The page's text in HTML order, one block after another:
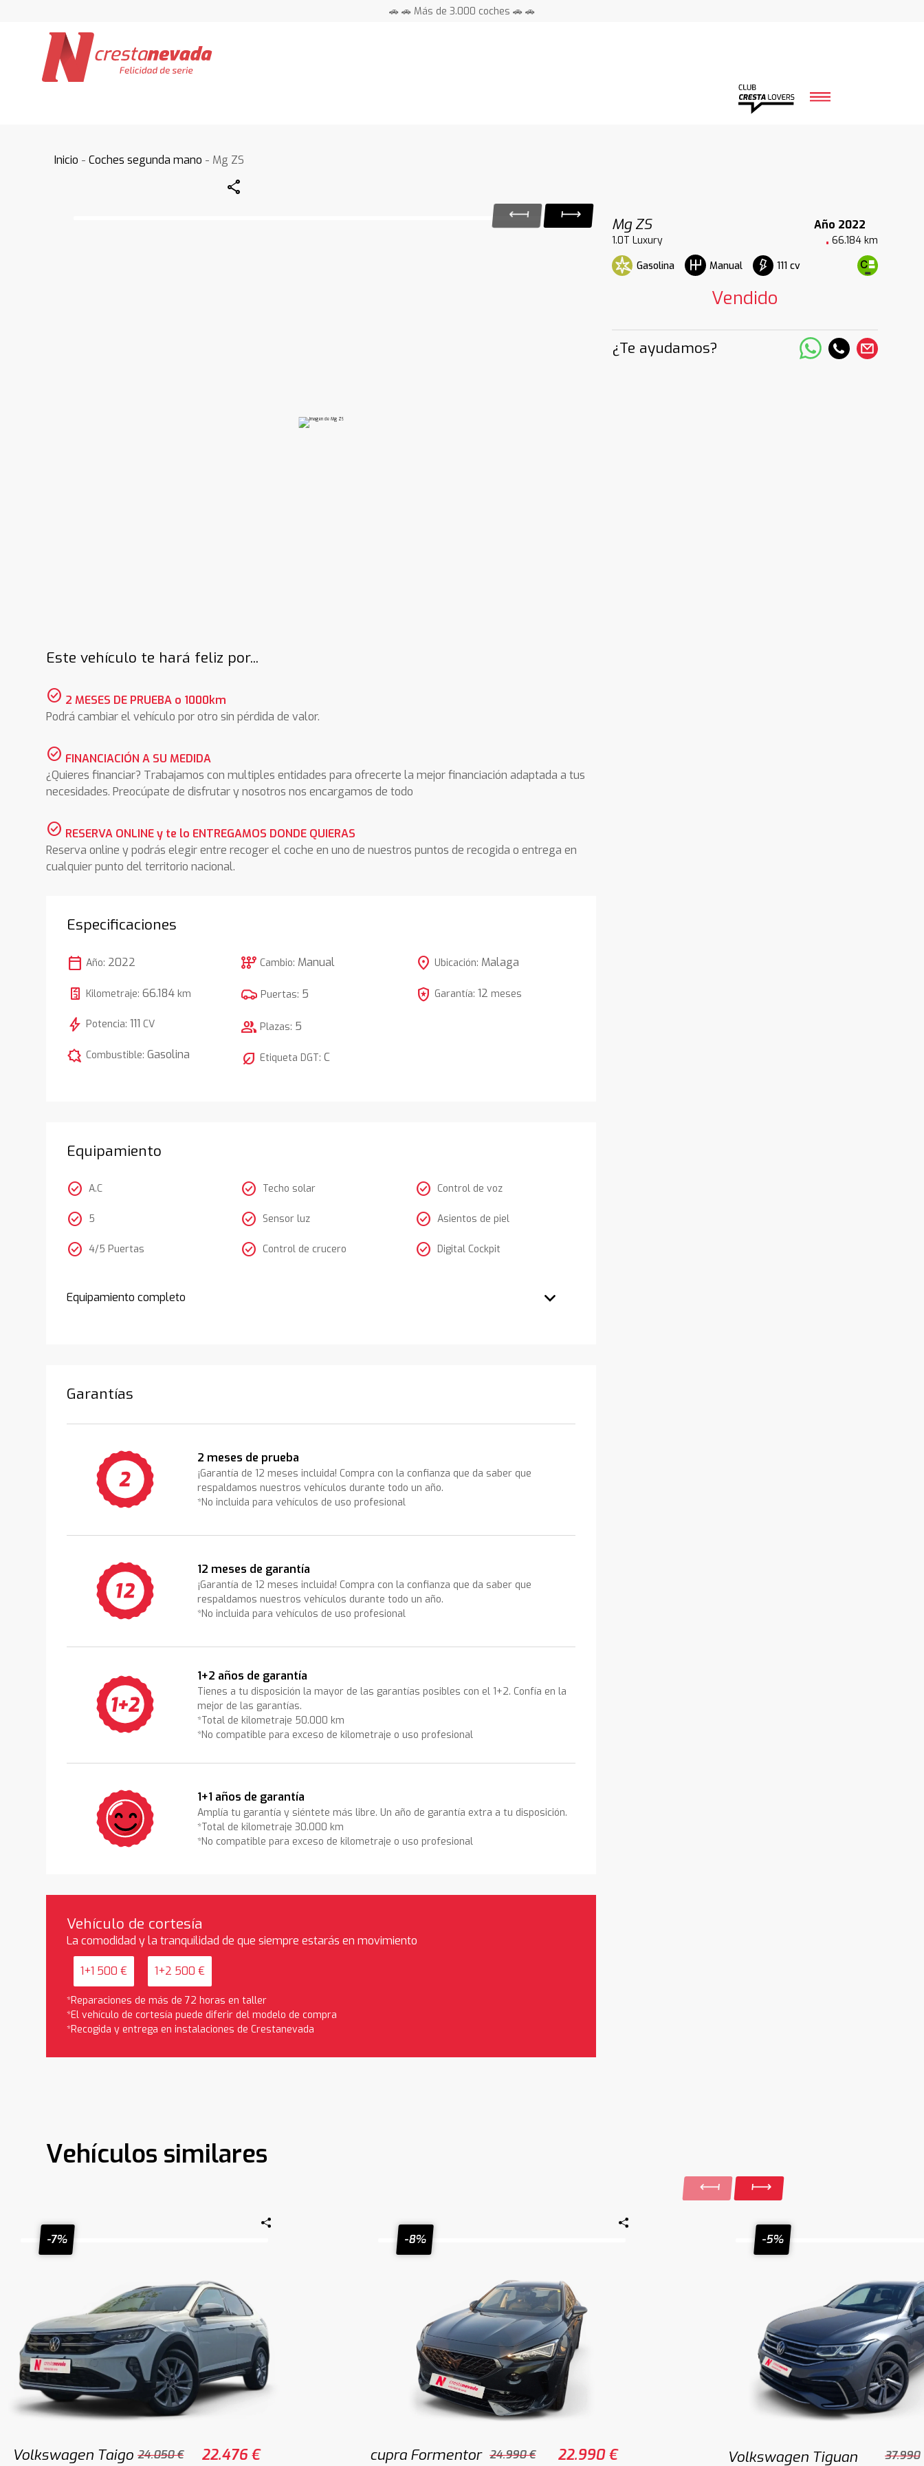
🚗 🚗 Más de 3.000 coches 🚗 🚗
Inicio -Coches segunda mano - Mg ZS
Share
Mg ZS
Año 2022
1.0T Luxury
66.184 km
Gasolina
Manual 111 cv
Vendido
¿Te ayudamos?
Este vehículo te hará feliz por...
check_circle 2 MESES DE PRUEBA o 1000km
Podrá cambiar el vehículo por otro sin pérdida de valor.
check_circle FINANCIACIÓN A SU MEDIDA
¿Quieres financiar? Trabajamos con multiples entidades para ofrecerte la mejor financiación adaptada a tus
necesidades. Preocúpate de disfrutar y nosotros nos encargamos de todo
check_circle RESERVA ONLINE y te lo ENTREGAMOS DONDE QUIERAS
Reserva online y podrás elegir entre recoger el coche en uno de nuestros puntos de recogida o entrega en
cualquier punto del territorio nacional.
Especificaciones
calendar_today Año: 2022
Kilometraje:66.184 km
bolt Potencia:111 CV
comic_bubble Combustible:Gasolina
auto_transmission Cambio: Manual
Puertas: 5
group Plazas: 5
nest_eco_leaf Etiqueta DGT:C
location_on Ubicación: Malaga
local_police Garantía: 12 meses
Equipamiento
check_circle A.C
check_circle 5
check_circle 4/5 Puertas
check_circle Techo solar
check_circle Sensor luz
check_circle Control de crucero
check_circle Control de voz
check_circle Asientos de piel
check_circle Digital Cockpit
Equipamiento completo
Garantías
2 meses de prueba
¡Garantía de 12 meses incluida! Compra con la confianza que da saber que
respaldamos nuestros vehículos durante todo un año.
*No incluida para vehículos de uso profesional
12 meses de garantía
¡Garantía de 12 meses incluida! Compra con la confianza que da saber que
respaldamos nuestros vehículos durante todo un año.
*No incluida para vehículos de uso profesional
1+2 años de garantía
Tienes a tu disposición la mayor de las garantías posibles con el 1+2. Confía en la
mejor de las garantías.
*Total de kilometraje 50.000 km
*No compatible para exceso de kilometraje o uso profesional
1+1 años de garantía
Amplía tu garantía y siéntete más libre. Un año de garantía extra a tu disposición.
*Total de kilometraje 30.000 km
*No compatible para exceso de kilometraje o uso profesional
Vehículo de cortesía
La comodidad y la tranquilidad de que siempre estarás en movimiento
1+1 500 € 1+2 500 €
*Reparaciones de más de 72 horas en taller
*El vehículo de cortesía puede diferir del modelo de compra
*Recogida y entrega en instalaciones de Crestanevada
Vehículos similares
-7%
Volkswagen Taigo 24.050 € 22.476 €
-8%
cupra Formentor 24.990 € 22.990 €
-5%
Volkswagen Tiguan
37.990